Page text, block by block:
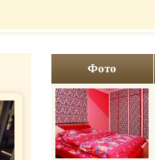
Фото